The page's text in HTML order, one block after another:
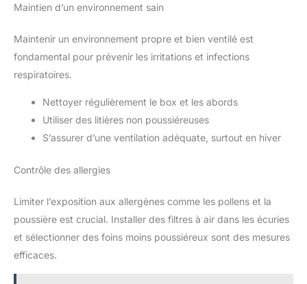
Maintien d’un environnement sain
Maintenir un environnement propre et bien ventilé est
fondamental pour prévenir les irritations et infections
respiratoires.
Nettoyer régulièrement le box et les abords
Utiliser des litières non poussiéreuses
S’assurer d’une ventilation adéquate, surtout en hiver
Contrôle des allergies
Limiter l’exposition aux allergènes comme les pollens et la
poussière est crucial. Installer des filtres à air dans les écuries
et sélectionner des foins moins poussiéreux sont des mesures
efficaces.